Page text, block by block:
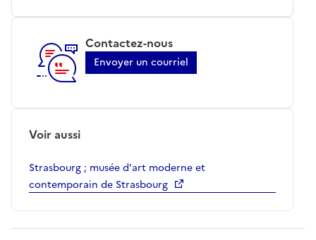
Contactez-nous
Envoyer un courriel
Voir aussi
Strasbourg ; musée d'art moderne et
contemporain de Strasbourg